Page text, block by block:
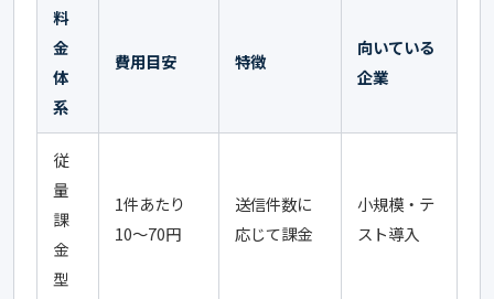
料
金
体
系
費用目安 特徴
向いている
企業
従
量
課
金
型
1件あたり
10〜70円
送信件数に
応じて課金
小規模・テ
スト導入